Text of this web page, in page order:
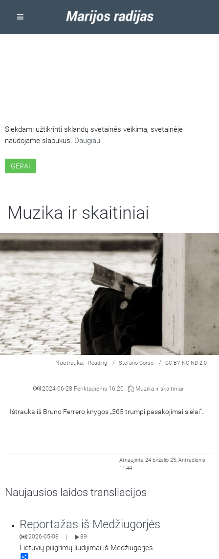
Siekdami užtikrinti sklandų svetainės veikimą, svetainėje
naudojame slapukus. Daugiau..
GERAI
Muzika ir skaitiniai
Nuotrauka: Reading / Stefano Corso / CC BY-NC-ND 2.0
2024-06-28 Penktadienis 16:20 Muzika ir skaitiniai
Ištrauka iš Bruno Ferrero knygos „365 trumpi pasakojimai sielai“.
Atnaujinta 24 birželio 25, Antradienis
11:44
Naujausios laidos transliacijos
Reportažas iš Medžiugorjės
2026-05-08 89
Lietuvių piligrimų liudijimai iš Medžiugorjės.